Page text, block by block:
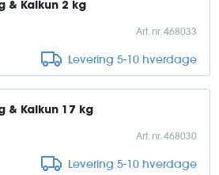
& Kalkun 2 kg
Art. nr. 468033
Levering 5-10 hverdage
& Kalkun 17 kg
Art. nr. 468030
Levering 5-10 hverdage